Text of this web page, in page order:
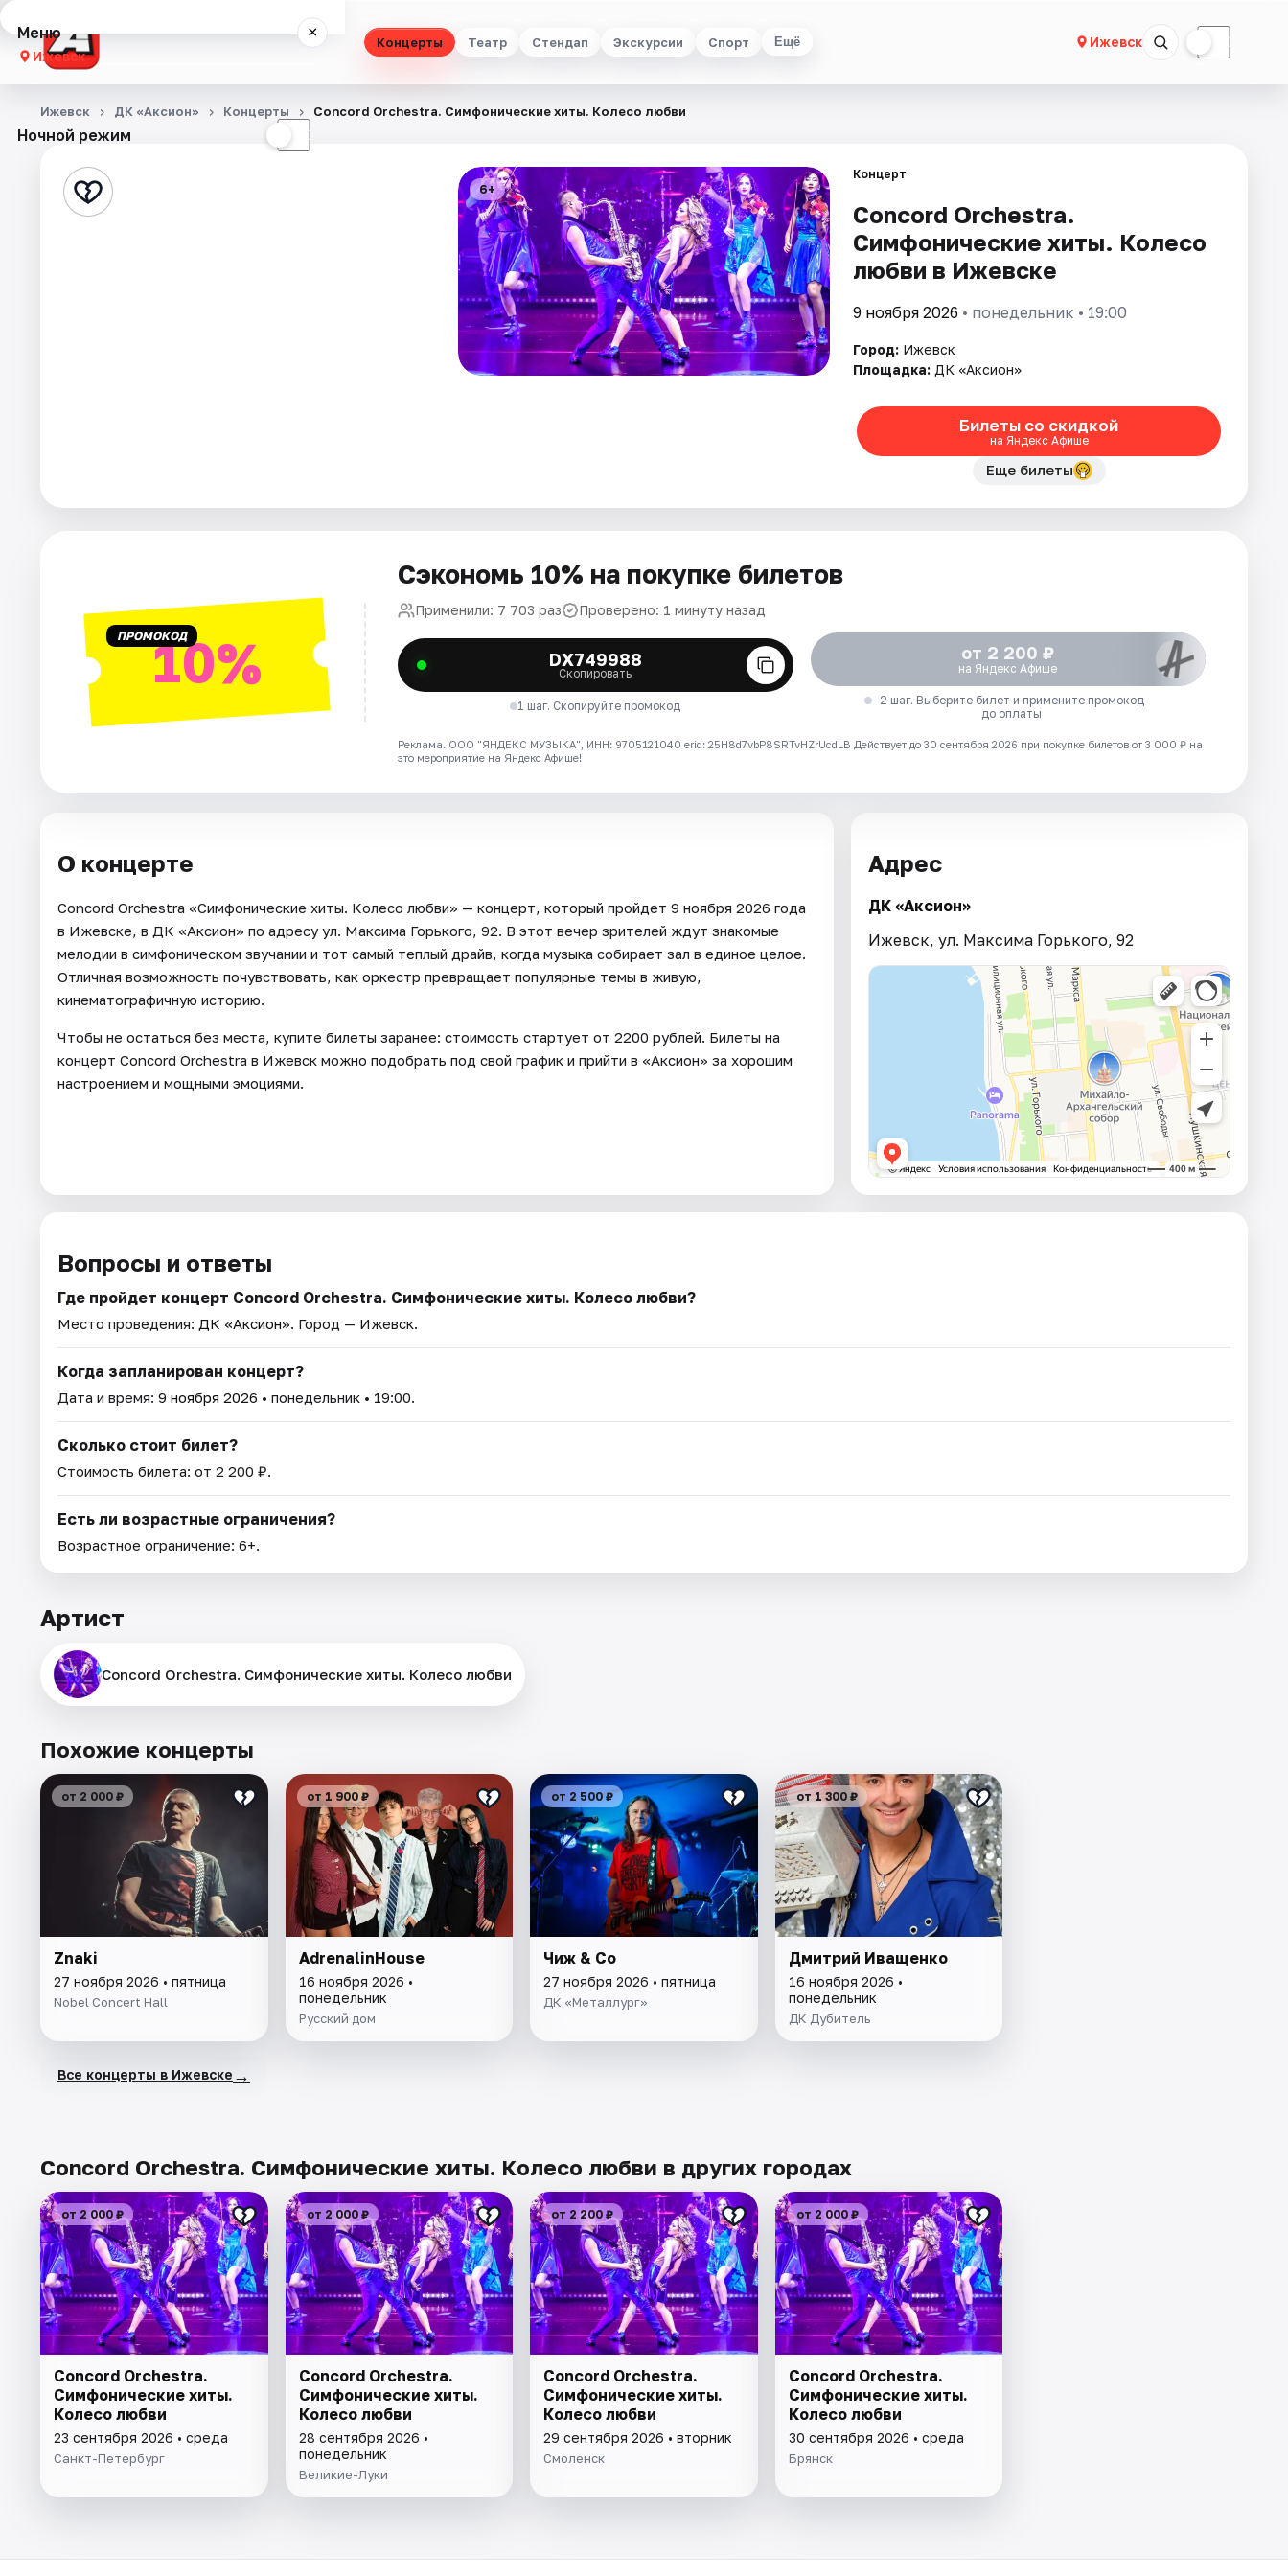
Концерты Театр Стендап Экскурсии Спорт Ещё Ижевск ☾
Меню ×
Ижевск
Концерты
Стендап
Ночной режим ☾
Ижевск ДК «Аксион» Концерты Concord Orchestra. Симфонические хиты. Колесо любви
6+
Концерт
Concord Orchestra.
Симфонические хиты. Колесо
любви в Ижевске
9 ноября 2026 • понедельник • 19:00
Город: Ижевск
Площадка: ДК «Аксион»
Билеты со скидкой
на Яндекс Афише
Еще билеты
ПРОМОКОД10%
Сэкономь 10% на покупке билетов
Применили: 7 703 раз Проверено: 1 минуту назад
DX749988
Скопировать
1 шаг. Скопируйте промокод
от 2 200 ₽
на Яндекс Афише
2 шаг. Выберите билет и примените промокод
до оплаты
Реклама. ООО "ЯНДЕКС МУЗЫКА", ИНН: 9705121040 erid: 25H8d7vbP8SRTvHZrUcdLB Действует до 30 сентября 2026 при покупке билетов от 3 000 ₽ на
это мероприятие на Яндекс Афише!
О концерте
Concord Orchestra «Симфонические хиты. Колесо любви» — концерт, который пройдет 9 ноября 2026 года
в Ижевске, в ДК «Аксион» по адресу ул. Максима Горького, 92. В этот вечер зрителей ждут знакомые
мелодии в симфоническом звучании и тот самый теплый драйв, когда музыка собирает зал в единое целое.
Отличная возможность почувствовать, как оркестр превращает популярные темы в живую,
кинематографичную историю.
Чтобы не остаться без места, купите билеты заранее: стоимость стартует от 2200 рублей. Билеты на
концерт Concord Orchestra в Ижевск можно подобрать под свой график и прийти в «Аксион» за хорошим
настроением и мощными эмоциями.
Адрес
ДК «Аксион»
Ижевск, ул. Максима Горького, 92
Вопросы и ответы
Где пройдет концерт Concord Orchestra. Симфонические хиты. Колесо любви?
Место проведения: ДК «Аксион». Город — Ижевск.
Когда запланирован концерт?
Дата и время: 9 ноября 2026 • понедельник • 19:00.
Сколько стоит билет?
Стоимость билета: от 2 200 ₽.
Есть ли возрастные ограничения?
Возрастное ограничение: 6+.
Артист
Concord Orchestra. Симфонические хиты. Колесо любви
Похожие концерты
от 2 000 ₽
Znaki
27 ноября 2026 • пятница
Nobel Concert Hall
от 1 900 ₽
AdrenalinHouse
16 ноября 2026 •
понедельник
Русский дом
от 2 500 ₽
Чиж & Co
27 ноября 2026 • пятница
ДК «Металлург»
от 1 300 ₽
Дмитрий Иващенко
16 ноября 2026 •
понедельник
ДК Дубитель
Все концерты в Ижевске →
Concord Orchestra. Симфонические хиты. Колесо любви в других городах
от 2 000 ₽
Concord Orchestra.
Симфонические хиты.
Колесо любви
23 сентября 2026 • среда
Санкт-Петербург
от 2 000 ₽
Concord Orchestra.
Симфонические хиты.
Колесо любви
28 сентября 2026 •
понедельник
Великие-Луки
от 2 200 ₽
Concord Orchestra.
Симфонические хиты.
Колесо любви
29 сентября 2026 • вторник
Смоленск
от 2 000 ₽
Concord Orchestra.
Симфонические хиты.
Колесо любви
30 сентября 2026 • среда
Брянск